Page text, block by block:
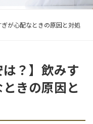
が心配なときの原因と対処
は？】飲みす
きの原因と